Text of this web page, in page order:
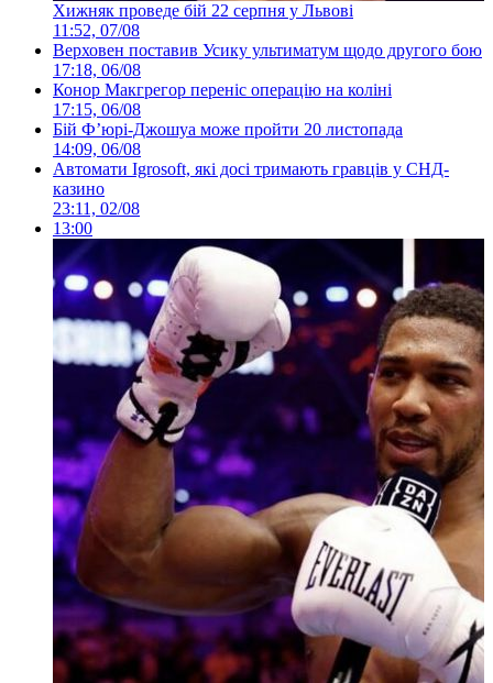
Хижняк проведе бій 22 серпня у Львові
11:52, 07/08
Верховен поставив Усику ультиматум щодо другого бою
17:18, 06/08
Конор Макгрегор переніс операцію на коліні
17:15, 06/08
Бій Ф’юрі-Джошуа може пройти 20 листопада
14:09, 06/08
Автомати Igrosoft, які досі тримають гравців у СНД-
казино
23:11, 02/08
13:00